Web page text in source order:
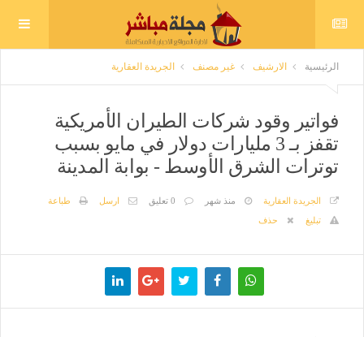
الرئيسية الارشيف غير مصنف الجريدة العقارية
فواتير وقود شركات الطيران الأمريكية
تقفز بـ 3 مليارات دولار في مايو بسبب
توترات الشرق الأوسط - بوابة المدينة
الجريدة العقارية منذ شهر 0 تعليق ارسل
طباعة
تبليغ
حذف